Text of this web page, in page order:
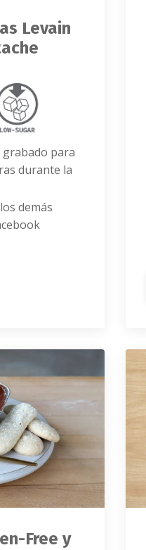
Levain
grabado para
durante la
demás
Free y